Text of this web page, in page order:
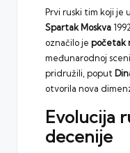
Prvi ruski tim koji je
Spartak Moskva
označilo je početak
međunarodnoj
pridružili, poput
otvorila nova
Evolucija
decenije